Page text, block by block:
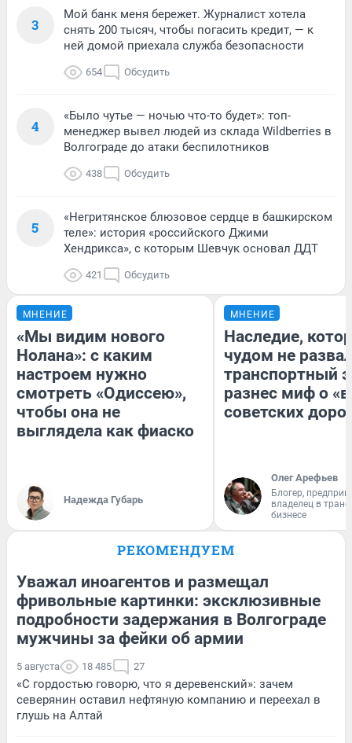
3
Мой банк меня бережет. Журналист хотела
снять 200 тысяч, чтобы погасить кредит, — к
ней домой приехала служба безопасности
654 Обсудить
4
«Было чутье — ночью что-то будет»: топ-
менеджер вывел людей из склада Wildberries в
Волгограде до атаки беспилотников
438 Обсудить
5
«Негритянское блюзовое сердце в башкирском
теле»: история «российского Джими
Хендрикса», с которым Шевчук основал ДДТ
421 Обсудить
МНЕНИЕ
«Мы видим нового
Нолана»: с каким
настроем нужно
смотреть «Одиссею»,
чтобы она не
выглядела как фиаско
Надежда Губарь
МНЕНИЕ
Наследие,
чудом не
транспортный
разнес миф о
советских
Олег Арефьев
Блогер,
владелец в
бизнесе
РЕКОМЕНДУЕМ
Уважал иноагентов и размещал
фривольные картинки: эксклюзивные
подробности задержания в Волгограде
мужчины за фейки об армии
5 августа 18 485 27
«С гордостью говорю, что я деревенский»: зачем
северянин оставил нефтяную компанию и переехал в
глушь на Алтай